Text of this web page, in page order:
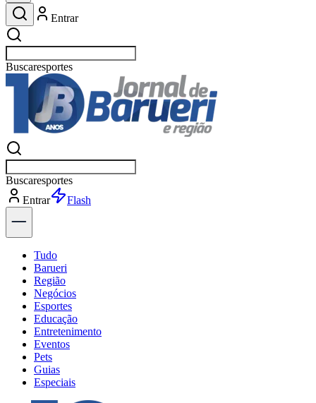
Entrar
Buscarpolítica
Buscarpolítica
Entrar
Explorar
Tudo
Barueri
Região
Negócios
Esportes
Educação
Entretenimento
Eventos
Pets
Guias
Especiais